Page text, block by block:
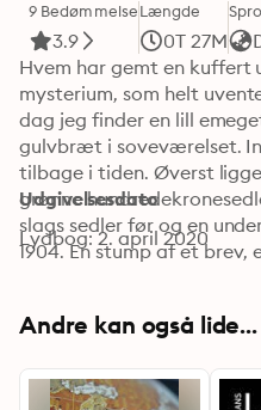
9 Bedømmelse
3.9
Længde
0T 27M
Hvem har gemt en kuffert
mysterium, som helt
dag jeg finder en lill
gulvbræt i soveværelset.
tilbage i tiden. Øverst
grønne
slags sedler før og en
1904. En stump af et
nedsætter mig som en
fortiden som viser sig at
Udgivelsesdato
Lydbog: 2. april 2020
Andre kan også lide...